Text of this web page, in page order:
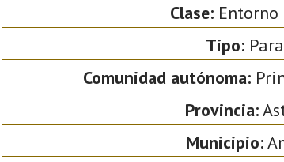
Clase:
Tipo:
Comunidad autónoma:
Provincia:
Municipio: